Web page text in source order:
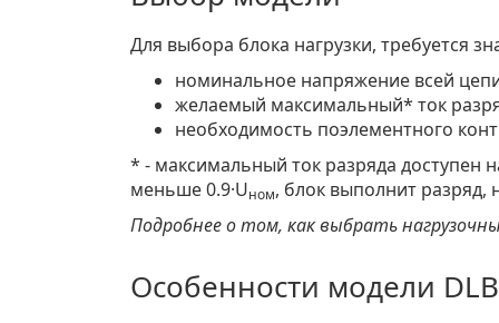
Для выбора блока нагрузки, требуется
номинальное напряжение всей
желаемый максимальный* ток
необходимость поэлементного
* - максимальный ток разряда доступен
меньше 0.9·Uном, блок выполнит разряд,
Подробнее о том, как выбрать
Особенности модели